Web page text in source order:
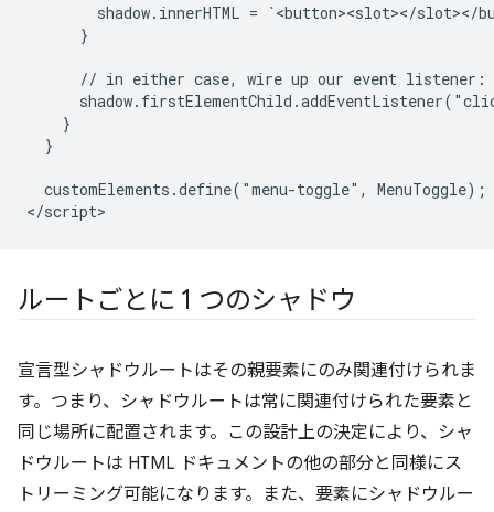
shadow.innerHTML = `<button><slot></slot></
      }
      // in either case, wire up our event listener:
    }
  }
  customElements.define("menu-toggle", MenuToggle);
ルートごとに 1 つのシャドウ
宣言型シャドウルートはその親要素にのみ関連付けられま
す。つまり、シャドウルートは常に関連付けられた要素と
同じ場所に配置されます。この設計上の決定により、シャ
ドウルートは HTML ドキュメントの他の部分と同様にス
トリーミング可能になります。また、要素にシャドウルー